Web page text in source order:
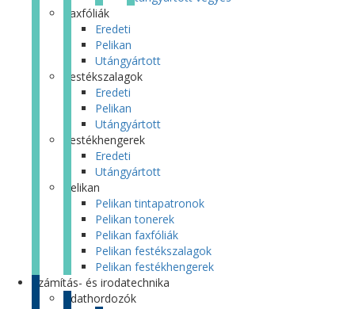
Faxfóliák
Eredeti
Pelikan
Utángyártott
Festékszalagok
Eredeti
Pelikan
Utángyártott
Festékhengerek
Eredeti
Utángyártott
Pelikan
Pelikan tintapatronok
Pelikan tonerek
Pelikan faxfóliák
Pelikan festékszalagok
Pelikan festékhengerek
Számítás- és irodatechnika
Adathordozók